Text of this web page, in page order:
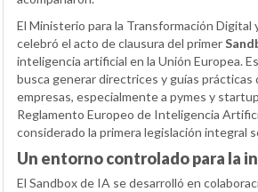
El Ministerio para la Transformación Digital
celebró el acto de clausura del primer
inteligencia artificial en la Unión Europea.
busca generar directrices y guías prácticas
empresas, especialmente a pymes y
Reglamento Europeo de Inteligencia
considerado la primera legislación integral
Un entorno controlado para la
El Sandbox de IA se desarrolló en